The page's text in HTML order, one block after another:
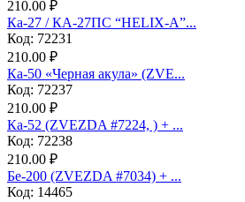
210.00 ₽
Ка-27 / КА-27ПС “HELIX-A”...
Код: 72231
210.00 ₽
Ка-50 «Черная акула» (ZVE...
Код: 72237
210.00 ₽
Ка-52 (ZVEZDA #7224, ) + ...
Код: 72238
210.00 ₽
Бе-200 (ZVEZDA #7034) + ...
Код: 14465